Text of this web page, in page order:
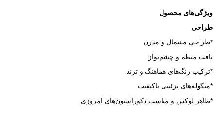
ویژگی‌های محصول
طراحی
*طراحی مینیمال و مدرن
بافت منظم و چشم‌نواز
*ترکیب رنگ‌های هماهنگ و ترند
*منگوله‌های تزئینی باکیفیت
*ظاهر لوکس و مناسب دکوراسیون‌های امروزی